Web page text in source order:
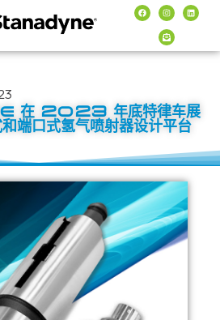
2023 年底特律车展
端口式氢气喷射器设计平台